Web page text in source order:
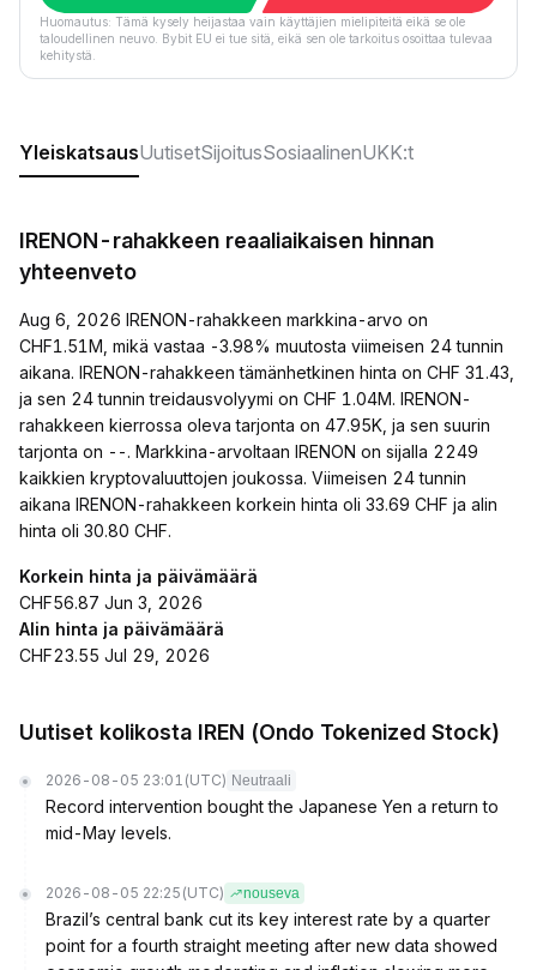
Huomautus: Tämä kysely heijastaa vain käyttäjien mielipiteitä eikä se ole
taloudellinen neuvo. Bybit EU ei tue sitä, eikä sen ole tarkoitus osoittaa tulevaa
kehitystä.
YleiskatsausUutisetSijoitusSosiaalinenUKK:t
IRENON-rahakkeen reaaliaikaisen hinnan
yhteenveto
Aug 6, 2026 IRENON-rahakkeen markkina-arvo on
CHF1.51M, mikä vastaa -3.98% muutosta viimeisen 24 tunnin
aikana. IRENON-rahakkeen tämänhetkinen hinta on CHF 31.43,
ja sen 24 tunnin treidausvolyymi on CHF 1.04M. IRENON-
rahakkeen kierrossa oleva tarjonta on 47.95K, ja sen suurin
tarjonta on --. Markkina-arvoltaan IRENON on sijalla 2249
kaikkien kryptovaluuttojen joukossa. Viimeisen 24 tunnin
aikana IRENON-rahakkeen korkein hinta oli 33.69 CHF ja alin
hinta oli 30.80 CHF.
Korkein hinta ja päivämäärä
CHF56.87 Jun 3, 2026
Alin hinta ja päivämäärä
CHF23.55 Jul 29, 2026
Uutiset kolikosta IREN (Ondo Tokenized Stock)
2026-08-05 23:01 (UTC) Neutraali
Record intervention bought the Japanese Yen a return to
mid-May levels.
2026-08-05 22:25 (UTC) nouseva
Brazil’s central bank cut its key interest rate by a quarter
point for a fourth straight meeting after new data showed